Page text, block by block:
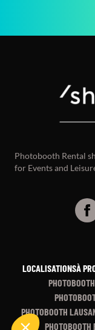
for Events and
LOCALISATIONSÀ